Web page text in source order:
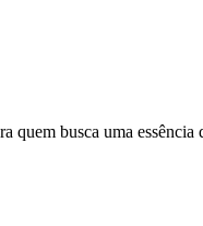
busca uma essência